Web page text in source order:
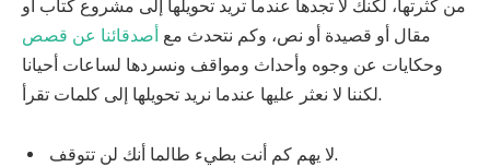
من كثرتها، لكنك لا تجدها عندما تريد تحويلها إلى مشروع كتاب أو
مقال أو قصيدة أو نص، وكم نتحدث مع أصدقائنا عن قصص
وحكايات عن وجوه وأحداث ومواقف ونسردها لساعات أحيانا
لكننا لا نعثر عليها عندما نريد تحويلها إلى كلمات تقرأ.
لا يهم كم أنت بطيء طالما أنك لن تتوقف.